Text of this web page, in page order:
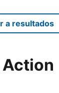
a resultados
Action